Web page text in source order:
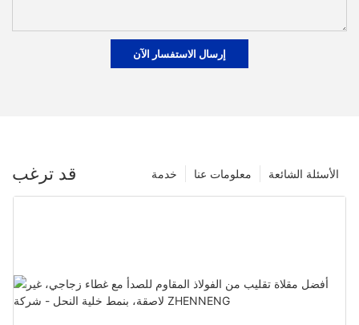
إرسال الاستفسار الآن
قد ترغب الأسئلة الشائعة معلومات عنا خدمة